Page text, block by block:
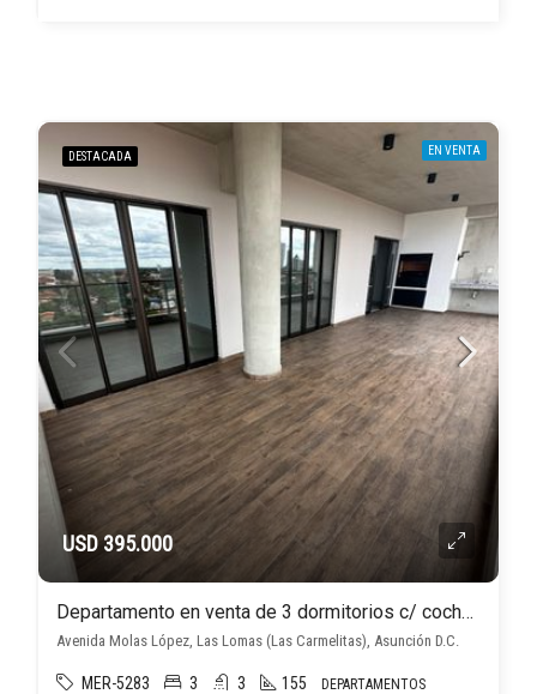
DESTACADA EN VENTA
USD 395.000
Departamento en venta de 3 dormitorios c/ cochera en Las Lomas (Las Carmelitas)
Avenida Molas López, Las Lomas (Las Carmelitas), Asunción D.C.
MER-5283 3 3 155 DEPARTAMENTOS